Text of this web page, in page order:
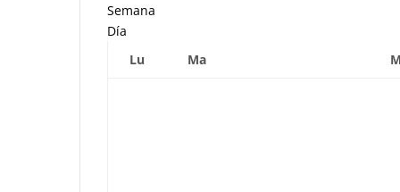
Semana
Día
Lu
Ma